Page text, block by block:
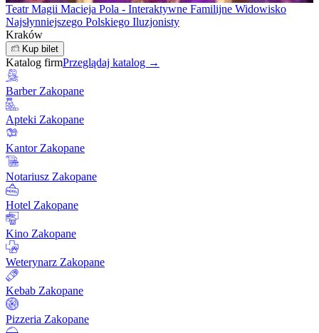
Teatr Magii Macieja Pola - Interaktywne Familijne Widowisko
Najsłynniejszego Polskiego Iluzjonisty
Kraków
Kup bilet
Katalog firmPrzeglądaj katalog →
Barber Zakopane
Apteki Zakopane
Kantor Zakopane
Notariusz Zakopane
Hotel Zakopane
Kino Zakopane
Weterynarz Zakopane
Kebab Zakopane
Pizzeria Zakopane